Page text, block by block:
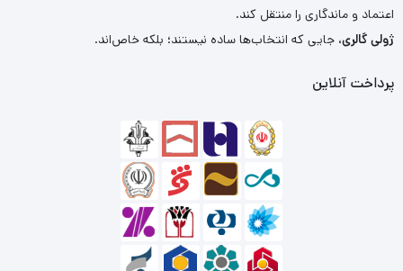
اعتماد و ماندگاری را منتقل کند.
ژولی گالری، جایی که انتخاب‌ها ساده نیستند؛ بلکه خاص‌اند.
پرداخت آنلاین